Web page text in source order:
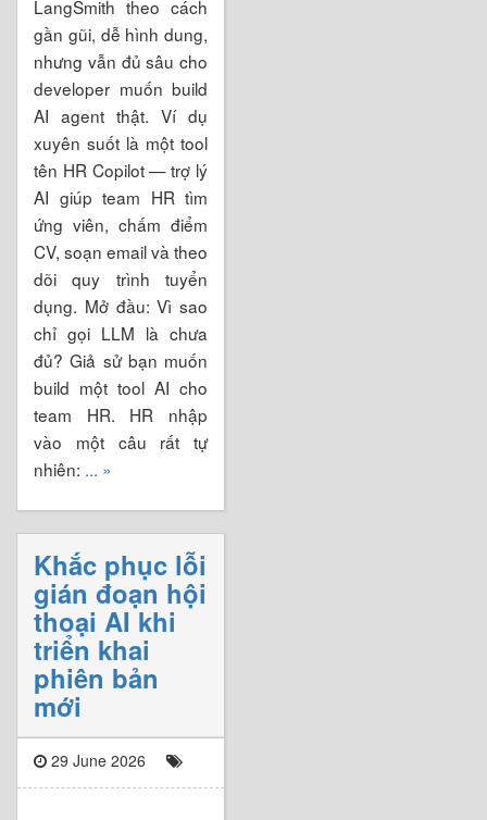
LangSmith theo cách
gần gũi, dễ hình dung,
nhưng vẫn đủ sâu cho
developer muốn build
AI agent thật. Ví dụ
xuyên suốt là một tool
tên HR Copilot — trợ lý
AI giúp team HR tìm
ứng viên, chấm điểm
CV, soạn email và theo
dõi quy trình tuyển
dụng. Mở đầu: Vì sao
chỉ gọi LLM là chưa
đủ? Giả sử bạn muốn
build một tool AI cho
team HR. HR nhập
vào một câu rất tự
nhiên: ... »
Khắc phục lỗi
gián đoạn hội
thoại AI khi
triển khai
phiên bản
mới
29 June 2026